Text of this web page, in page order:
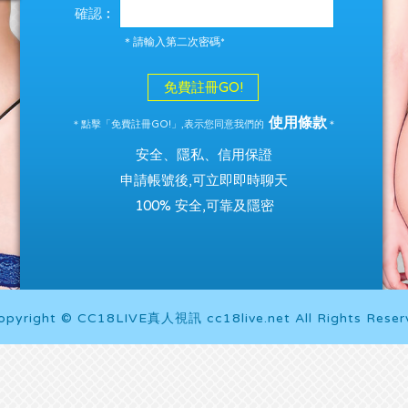
確認︰
＊請輸入第二次密碼*
免費註冊GO!
＊點擊「免費註冊GO!」,表示您同意我們的 使用條款 ＊
安全、隱私、信用保證
申請帳號後,可立即即時聊天
100% 安全,可靠及隱密
© CC18LIVE真人視訊 cc18live.net All Rights